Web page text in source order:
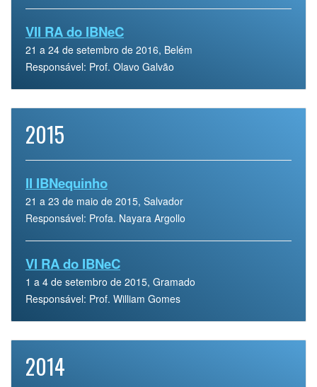
VII RA do IBNeC
21 a 24 de setembro de 2016, Belém
Responsável: Prof. Olavo Galvão
2015
II IBNequinho
21 a 23 de maio de 2015, Salvador
Responsável: Profa. Nayara Argollo
VI RA do IBNeC
1 a 4 de setembro de 2015, Gramado
Responsável: Prof. William Gomes
2014